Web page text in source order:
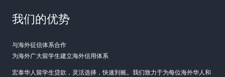
我们的优势
与海外征信体系合作
为海外广大留学生建立海外信用体系
宏泰华人留学生贷款，灵活选择，快速到账。我们致力于为每位海外华人和